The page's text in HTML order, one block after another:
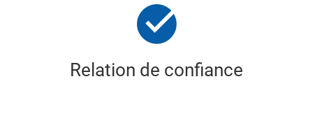
Relation de confiance